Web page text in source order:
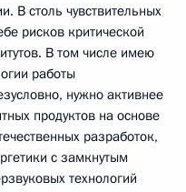
В столь чувствительных
рисков критической
В том числе имею
работы
нужно активнее
продуктов на основе
разработок,
с замкнутым
технологий